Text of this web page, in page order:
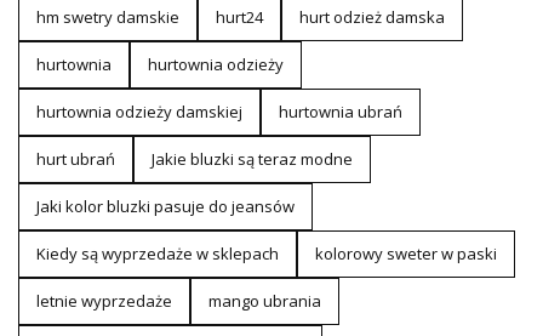
hm swetry damskie hurt24 hurt odzież damska
hurtownia hurtownia odzieży
hurtownia odzieży damskiej hurtownia ubrań
hurt ubrań Jakie bluzki są teraz modne
Jaki kolor bluzki pasuje do jeansów
Kiedy są wyprzedaże w sklepach kolorowy sweter w paski
letnie wyprzedaże mango ubrania